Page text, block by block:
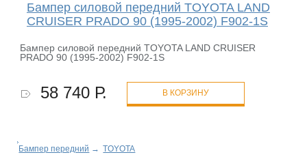
Бампер силовой передний TOYOTA LAND
CRUISER PRADO 90 (1995-2002) F902-1S
Бампер силовой передний TOYOTA LAND CRUISER
PRADO 90 (1995-2002) F902-1S
58 740 Р. В КОРЗИНУ
Бампер передний → TOYOTA